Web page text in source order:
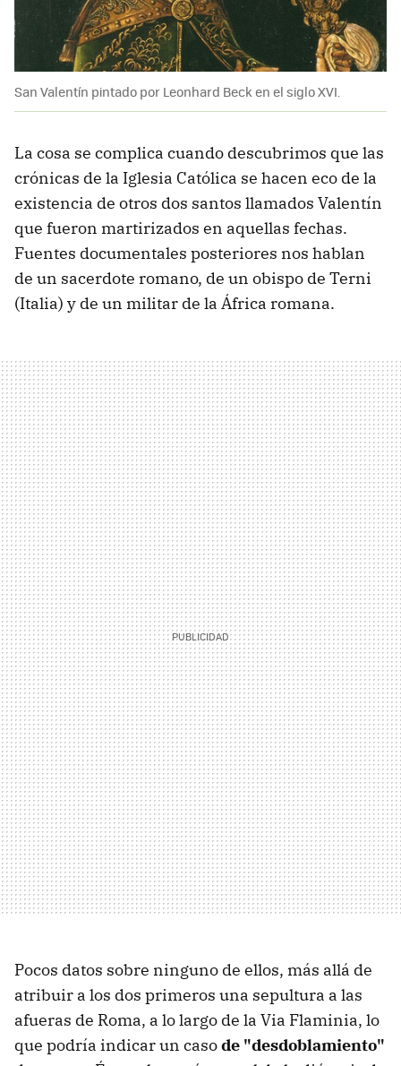
San Valentín pintado por Leonhard Beck en el siglo XVI.
La cosa se complica cuando descubrimos que las
crónicas de la Iglesia Católica se hacen eco de la
existencia de otros dos santos llamados Valentín
que fueron martirizados en aquellas fechas.
Fuentes documentales posteriores nos hablan
de un sacerdote romano, de un obispo de Terni
(Italia) y de un militar de la África romana.
Pocos datos sobre ninguno de ellos, más allá de
atribuir a los dos primeros una sepultura a las
afueras de Roma, a lo largo de la Via Flaminia, lo
que podría indicar un casode "desdoblamiento"